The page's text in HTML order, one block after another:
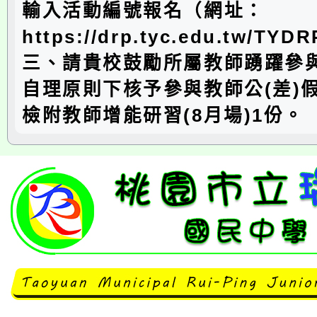
輸入活動編號報名（網址：
https://drp.tyc.edu.tw/
三、請貴校鼓勵所屬教師踴躍參
自理原則下核予參與教師公(差)
檢附教師增能研習(8月場)1份。